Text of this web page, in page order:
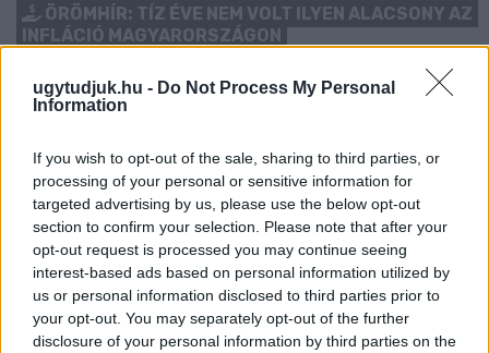
ugytudjuk.hu - Do Not Process My Personal
Information
If you wish to opt-out of the sale, sharing to third parties, or
processing of your personal or sensitive information for
targeted advertising by us, please use the below opt-out
section to confirm your selection. Please note that after your
opt-out request is processed you may continue seeing
interest-based ads based on personal information utilized by
us or personal information disclosed to third parties prior to
your opt-out. You may separately opt-out of the further
disclosure of your personal information by third parties on the
ÖRÖMHÍR: TÍZ ÉVE NEM VOLT ILYEN ALACSONY AZ
INFLÁCIÓ MAGYARORSZÁGON
összevetésben a fogyasztói árak, miközben az élelmiszerek ára
Szólj hozzá!